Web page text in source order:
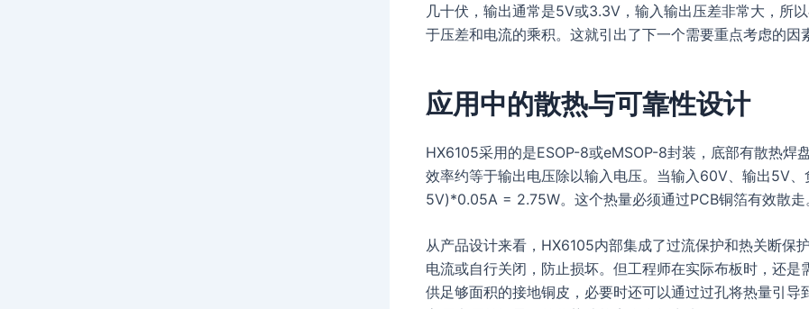
几十伏，输出通常是5V或3.3V，输入输出压差非常大，所
于压差和电流的乘积。这就引出了下一个需要重点考虑的因
应用中的散热与可靠性设计
HX6105采用的是ESOP-8或eMSOP-8封装，底部有散热焊
效率约等于输出电压除以输入电压。当输入60V、输出5V
5V)*0.05A = 2.75W。这个热量必须通过PCB铜箔有效散走
从产品设计来看，HX6105内部集成了过流保护和热关断保
电流或自行关闭，防止损坏。但工程师在实际布板时，还
供足够面积的接地铜皮，必要时还可以通过过孔将热量引